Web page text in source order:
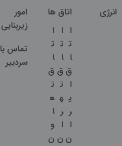
انرژی
اتاق ها
ا
ت
ا
ق
ا
ی
ر
ا
ن
ا
ت
ا
ق
ت
ه
ر
ا
ن
ا
ت
ا
ق
ت
ع
ا
و
ن
امور
زیربنایی
تماس با
سردبیر